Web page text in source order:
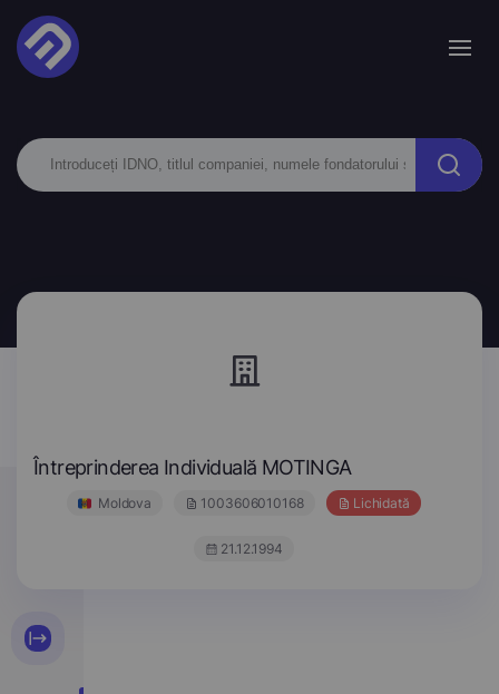
Întreprinderea Individuală MOTINGA
Moldova 1003606010168 Lichidată
21.12.1994